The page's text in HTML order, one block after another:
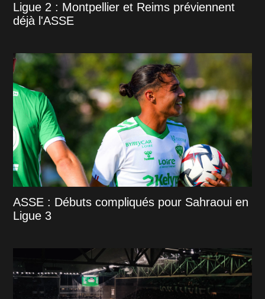
Ligue 2 : Montpellier et Reims préviennent
déjà l'ASSE
ASSE : Débuts compliqués pour Sahraoui en
Ligue 3